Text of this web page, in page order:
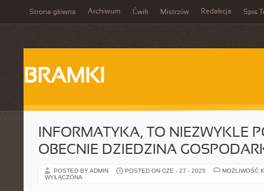
Strona główna Archiwum Ćwik Mistrzów Redakcja Spis
BRAMKI
INFORMATYKA, TO NIEZWYKLE
OBECNIE DZIEDZINA
POSTED BY ADMIN POSTED ON CZE - 27 - 2025
MOŻLIWOŚĆ
WYŁĄCZONA